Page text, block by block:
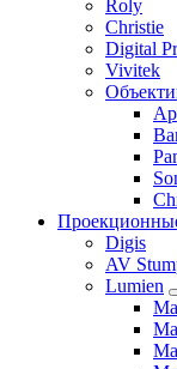
Roly
Christie
Digital
Vivitek
Digis
AV
Lumien